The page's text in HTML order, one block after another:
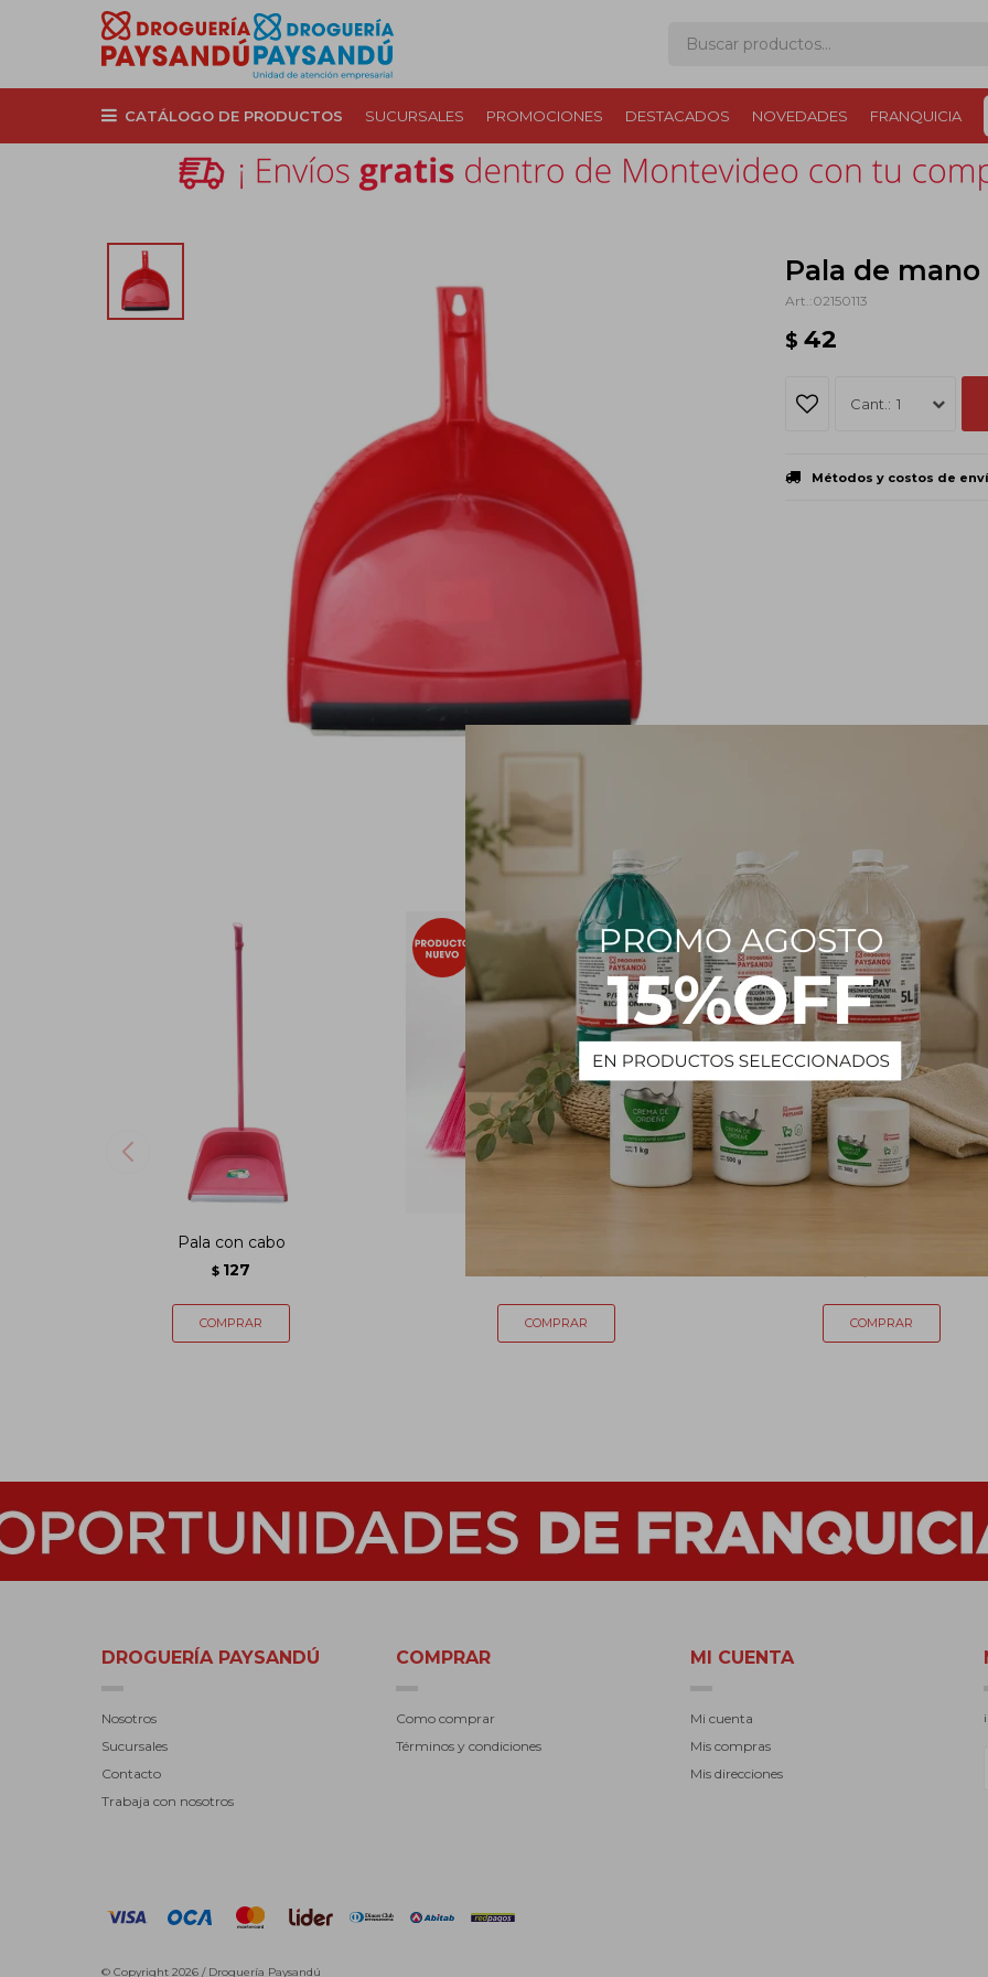
CATÁLOGO DE PRODUCTOS SUCURSALES PROMOCIONES DESTACADOS NOVEDADES FRANQUICIA
Pala de
02150113
$ 42
1
Métodos y costos de
PRODUCTOS QUE TE PUEDEN INTERESAR
Pala con cabo
$ 127
DROGUERÍA PAYSANDÚ
Nosotros
Sucursales
Contacto
Trabaja con nosotros
COMPRAR
Como comprar
Términos y condiciones
MI CUENTA
Mi cuenta
Mis compras
Mis direcciones
© Copyright 2026 / Droguería Paysandú